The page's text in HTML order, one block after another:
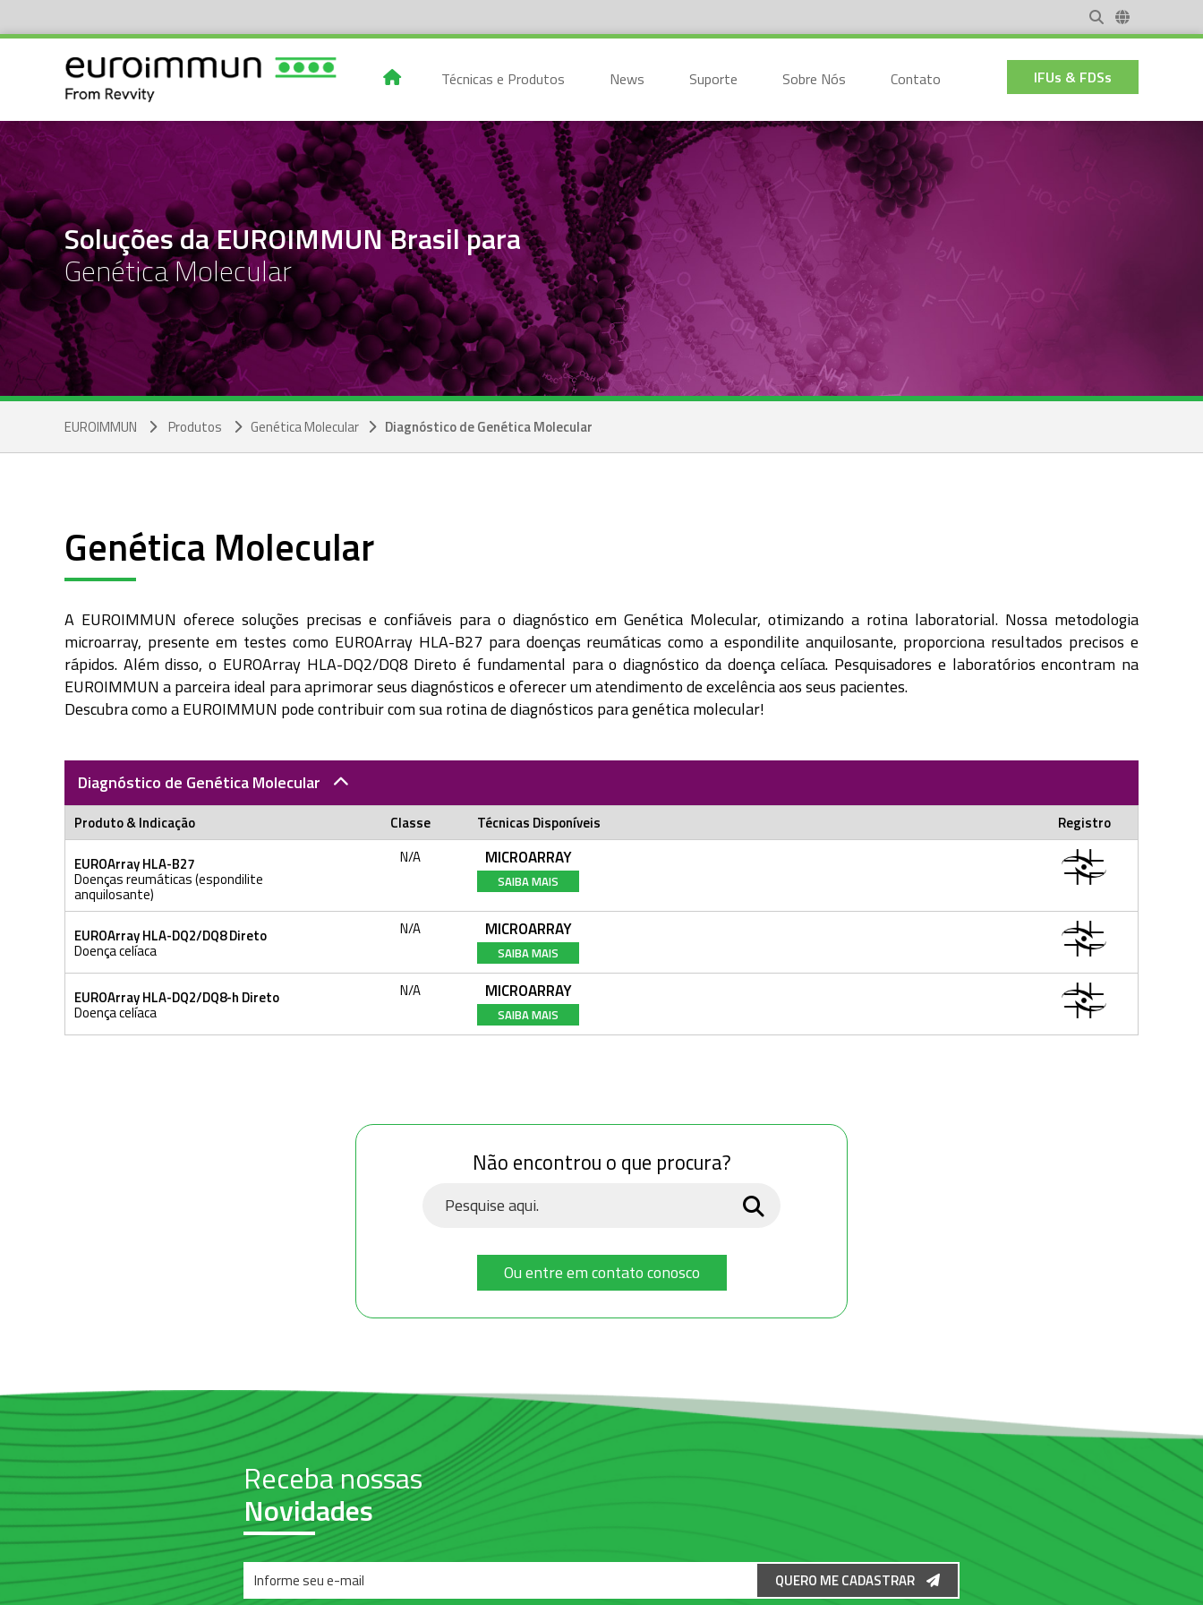
Técnicas e Produtos News Suporte Sobre Nós Contato IFUs & FDSs
Soluções da EUROIMMUN Brasil para
Genética Molecular
EUROIMMUN Produtos Genética Molecular Diagnóstico de Genética Molecular
Genética Molecular
A EUROIMMUN oferece soluções precisas e confiáveis para o diagnóstico em Genética Molecular, otimizando a rotina laboratorial. Nossa metodologia
microarray, presente em testes como EUROArray HLA-B27 para doenças reumáticas como a espondilite anquilosante, proporciona resultados precisos e
rápidos. Além disso, o EUROArray HLA-DQ2/DQ8 Direto é fundamental para o diagnóstico da doença celíaca. Pesquisadores e laboratórios encontram na
EUROIMMUN a parceira ideal para aprimorar seus diagnósticos e oferecer um atendimento de excelência aos seus pacientes.
Descubra como a EUROIMMUN pode contribuir com sua rotina de diagnósticos para genética molecular!
Diagnóstico de Genética Molecular
Produto & Indicação Classe Técnicas Disponíveis
Registro
EUROArray HLA-B27
Doenças reumáticas (espondilite
anquilosante)
N/A MICROARRAY
SAIBA MAIS
EUROArray HLA-DQ2/DQ8 Direto
Doença celíaca
N/A MICROARRAY
SAIBA MAIS
EUROArray HLA-DQ2/DQ8-h Direto
Doença celíaca
N/A MICROARRAY
SAIBA MAIS
Não encontrou o que procura?
Ou entre em contato conosco
Receba nossas
Novidades
QUERO ME CADASTRAR